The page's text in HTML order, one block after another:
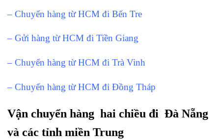
– Chuyển hàng từ HCM đi Bến Tre
– Gửi hàng từ HCM đi Tiền Giang
– Chuyển hàng từ HCM đi Trà Vinh
– Chuyển hàng từ HCM đi Đồng Tháp
Vận chuyển hàng hai chiều đi Đà Nẵng
và các tỉnh miền Trung